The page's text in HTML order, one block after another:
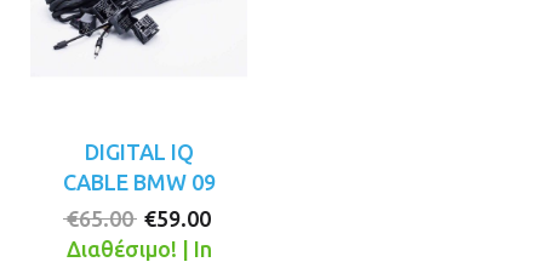
DIGITAL IQ
CABLE BMW 09
€65.00 Original
price
€59.00
Διαθέσιμο! | In